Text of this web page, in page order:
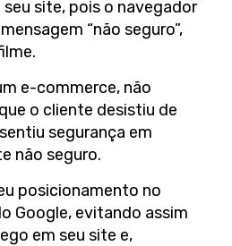
site, pois o navegador
“não seguro”,
e-commerce, não
o cliente desistiu de
segurança em
não seguro.
posicionamento no
Google, evitando assim
em seu site e,